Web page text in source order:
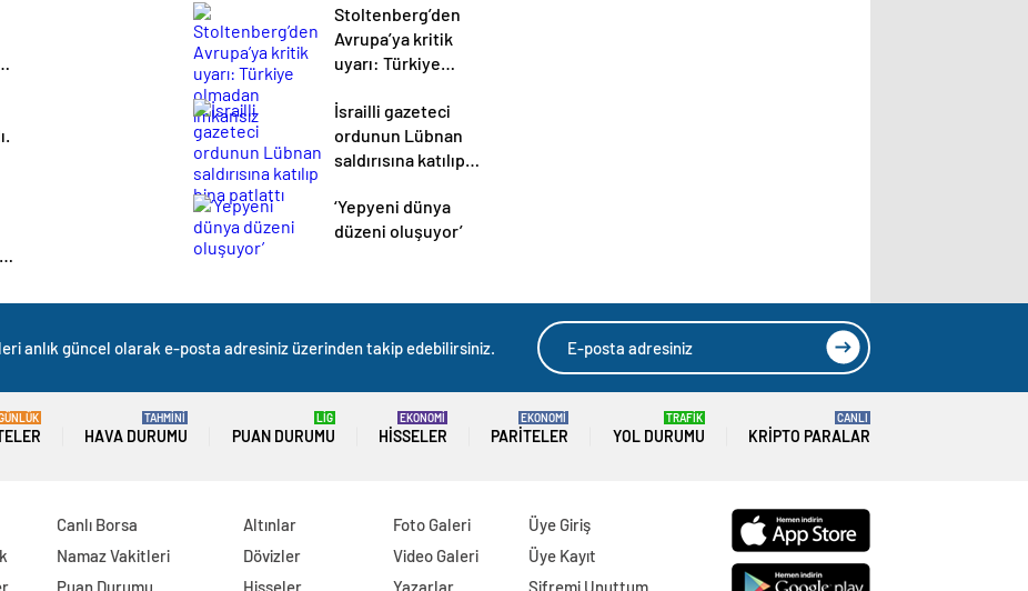
Stoltenberg’den
Avrupa’ya kritik
uyarı: Türkiye
İsrailli gazeteci
ordunun Lübnan
saldırısına katılıp
‘Yepyeni dünya
düzeni oluşuyor’
anlık güncel olarak e-posta adresiniz üzerinden takip edebilirsiniz.
HAVA DURUMU
TAHMİNİ
PUAN DURUMU
LİG
HISSELER
EKONOMİ
PARITELER
EKONOMİ
YOL DURUMU
TRAFİK
KRIPTO PARALAR
CANLI
Canlı Borsa
Namaz Vakitleri
Puan Durumu
Altınlar
Dövizler
Hisseler
Foto Galeri
Video Galeri
Yazarlar
Üye Giriş
Üye Kayıt
Şifremi Unuttum